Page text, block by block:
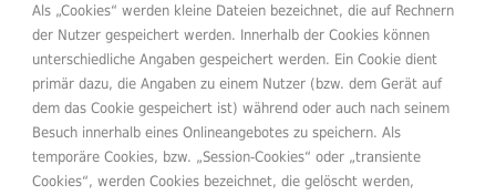
Als „Cookies“ werden kleine Dateien bezeichnet, die auf Rechnern
der Nutzer gespeichert werden. Innerhalb der Cookies können
unterschiedliche Angaben gespeichert werden. Ein Cookie dient
primär dazu, die Angaben zu einem Nutzer (bzw. dem Gerät auf
dem das Cookie gespeichert ist) während oder auch nach seinem
Besuch innerhalb eines Onlineangebotes zu speichern. Als
temporäre Cookies, bzw. „Session-Cookies“ oder „transiente
Cookies“, werden Cookies bezeichnet, die gelöscht werden,